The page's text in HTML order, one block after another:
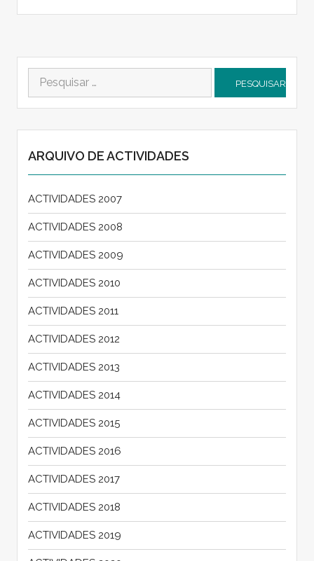
ARQUIVO DE ACTIVIDADES
ACTIVIDADES 2007
ACTIVIDADES 2008
ACTIVIDADES 2009
ACTIVIDADES 2010
ACTIVIDADES 2011
ACTIVIDADES 2012
ACTIVIDADES 2013
ACTIVIDADES 2014
ACTIVIDADES 2015
ACTIVIDADES 2016
ACTIVIDADES 2017
ACTIVIDADES 2018
ACTIVIDADES 2019